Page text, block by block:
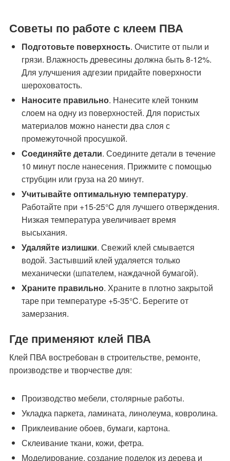
Советы по работе с клеем ПВА
Подготовьте поверхность. Очистите от пыли и
грязи. Влажность древесины должна быть 8-12%.
Для улучшения адгезии придайте поверхности
шероховатость.
Наносите правильно. Нанесите клей тонким
слоем на одну из поверхностей. Для пористых
материалов можно нанести два слоя с
промежуточной просушкой.
Соединяйте детали. Соедините детали в течение
10 минут после нанесения. Прижмите с помощью
струбцин или груза на 20 минут.
Учитывайте оптимальную температуру.
Работайте при +15-25°C для лучшего отверждения.
Низкая температура увеличивает время
высыхания.
Удаляйте излишки. Свежий клей смывается
водой. Застывший клей удаляется только
механически (шпателем, наждачной бумагой).
Храните правильно. Храните в плотно закрытой
таре при температуре +5-35°C. Берегите от
замерзания.
Где применяют клей ПВА
Клей ПВА востребован в строительстве, ремонте,
производстве и творчестве для:
Производство мебели, столярные работы.
Укладка паркета, ламината, линолеума, ковролина.
Приклеивание обоев, бумаги, картона.
Склеивание ткани, кожи, фетра.
Моделирование, создание поделок из дерева и